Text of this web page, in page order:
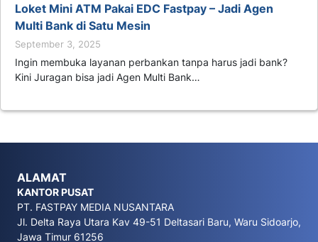
Loket Mini ATM Pakai EDC Fastpay – Jadi Agen
Multi Bank di Satu Mesin
September 3, 2025
Ingin membuka layanan perbankan tanpa harus jadi bank?
Kini Juragan bisa jadi Agen Multi Bank…
ALAMAT
KANTOR PUSAT
PT. FASTPAY MEDIA NUSANTARA
Jl. Delta Raya Utara Kav 49-51 Deltasari Baru, Waru Sidoarjo,
Jawa Timur 61256